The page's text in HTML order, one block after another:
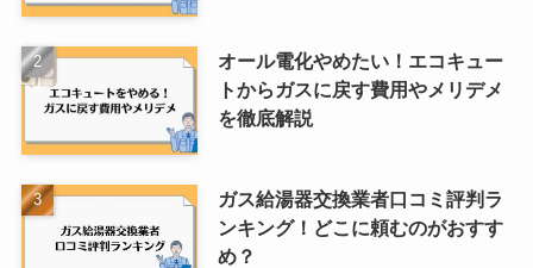
オール電化やめたい！エコキュー
トからガスに戻す費用やメリデメ
を徹底解説
ガス給湯器交換業者口コミ評判ラ
ンキング！どこに頼むのがおすす
め？